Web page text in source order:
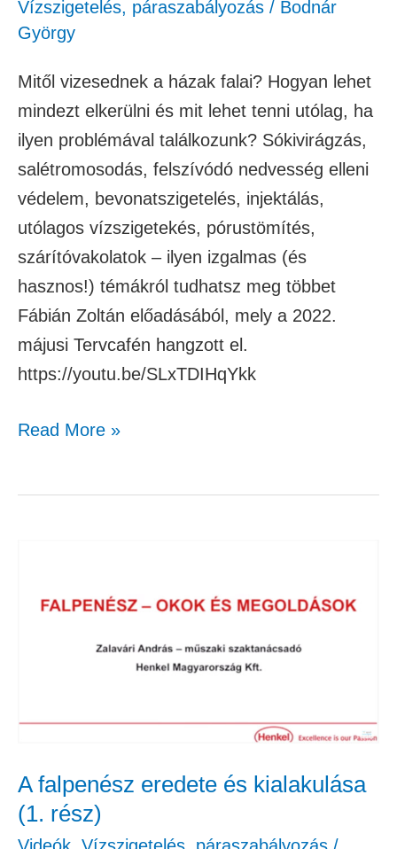
Vízszigetelés, páraszabályozás / Bodnár
György
Mitől vizesednek a házak falai? Hogyan lehet
mindezt elkerülni és mit lehet tenni utólag, ha
ilyen problémával találkozunk? Sókivirágzás,
salétromosodás, felszívódó nedvesség elleni
védelem, bevonatszigetelés, injektálás,
utólagos vízszigetekés, pórustömítés,
szárítóvakolatok – ilyen izgalmas (és
hasznos!) témákról tudhatsz meg többet
Fábián Zoltán előadásából, mely a 2022.
májusi Tervcafén hangzott el.
https://youtu.be/SLxTDIHqYkk
Read More »
A falpenész eredete és kialakulása
(1. rész)
eredete
rész)